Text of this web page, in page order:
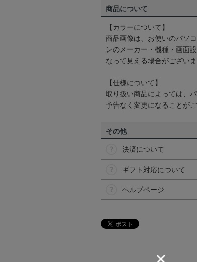
商品について
【カラーについて】
商品画像は、お使いのパソ
ンのメーカー・機種・画面
なって見える場合がござい
【仕様について】
取り扱い商品によっては、
予告なく変更になることがご
その他
決済について
ギフト対応について
ヘルプページ